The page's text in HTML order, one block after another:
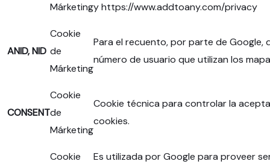
Márketingy https://www.addtoany.com/privacy
ANID, NID
Cookie
de
Márketing
Para el recuento, por parte de Google,
número de usuario que utilizan los
CONSENT
Cookie
de
Márketing
Cookie técnica para controlar la
cookies.
Cookie
Es utilizada por Google para proveer